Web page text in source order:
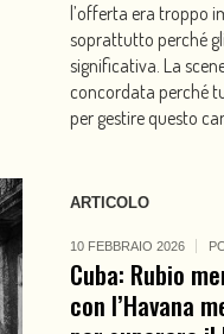
l’offerta era troppo
soprattutto perché
significativa. La
concordata perché
per gestire questo
ARTICOLO
10 FEBBRAIO 2026
Cuba: Rubio
con l’Havana